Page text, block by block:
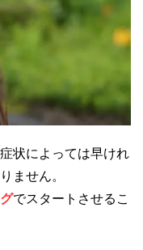
状によっては早けれ
ません。
でスタートさせるこ